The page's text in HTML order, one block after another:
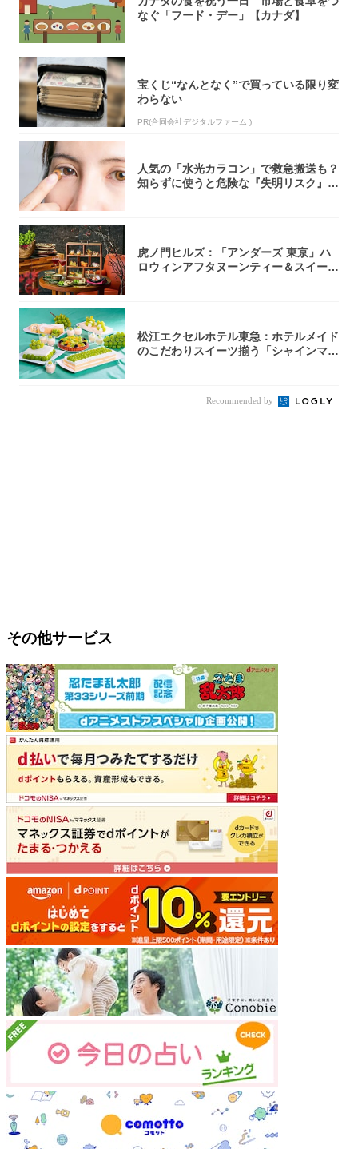
なぐ「フード・デー」【カナダ】
宝くじ“なんとなく”で買っている限り変
わらない
PR(合同会社デジタルファーム )
人気の「水光カラコン」で救急搬送も？
知らずに使うと危険な『失明リスク』と
虎ノ門ヒルズ：「アンダーズ 東京」ハ
ロウィンアフタヌーンティー＆スイーツ
松江エクセルホテル東急：ホテルメイド
のこだわりスイーツ揃う「シャインマス
Recommended by
その他サービス